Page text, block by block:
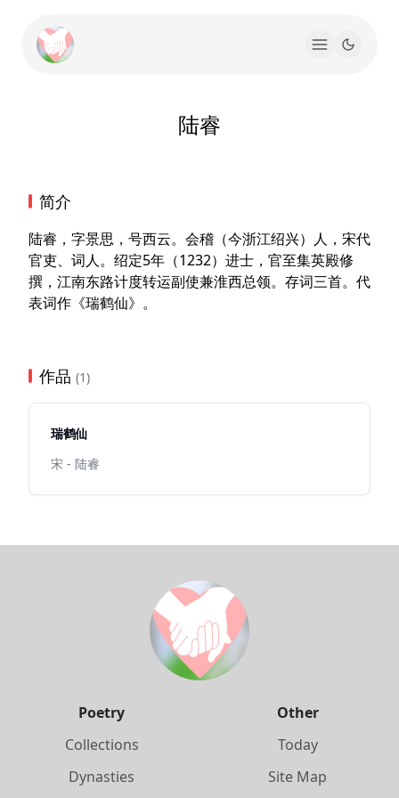
陆睿
简介
陆睿，字景思，号西云。会稽（今浙江绍兴）人，宋代
官吏、词人。绍定5年（1232）进士，官至集英殿修
撰，江南东路计度转运副使兼淮西总领。存词三首。代
表词作《瑞鹤仙》。
作品 (1)
瑞鹤仙
宋 - 陆睿
Poetry
Collections
Dynasties
Other
Today
Site Map